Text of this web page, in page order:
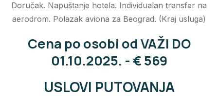
Doručak. Napuštanje hotela. Individualan transfer na
aerodrom. Polazak aviona za Beograd. (Kraj usluga)
Cena po osobi od VAŽI DO
01.10.2025. - € 569
USLOVI PUTOVANJA